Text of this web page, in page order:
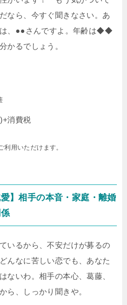
なら、今すぐ聞きなさい。あ
は、●●さんですよ。年齢は◆◆
かるでしょう。
消費税
用いただけます。
】相手の本音・家庭・離婚
いるから、不安だけが募るの
んなに苦しい恋でも、あなた
ないわ。相手の本心、葛藤、
ら、しっかり聞きや。